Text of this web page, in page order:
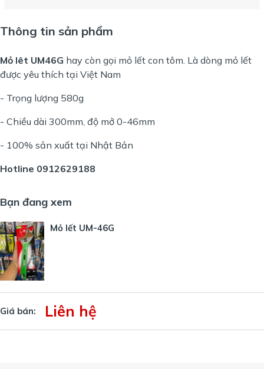
Thông tin sản phẩm
Mỏ lêt UM46G hay còn gọi mỏ lết con tôm. Là dòng mỏ lết
được yêu thích tại Việt Nam
- Trọng lượng 580g
- Chiều dài 300mm, độ mở 0-46mm
- 100% sản xuất tại Nhật Bản
Hotline 0912629188
Bạn đang xem
Mỏ lết UM-46G
Giá bán: Liên hệ